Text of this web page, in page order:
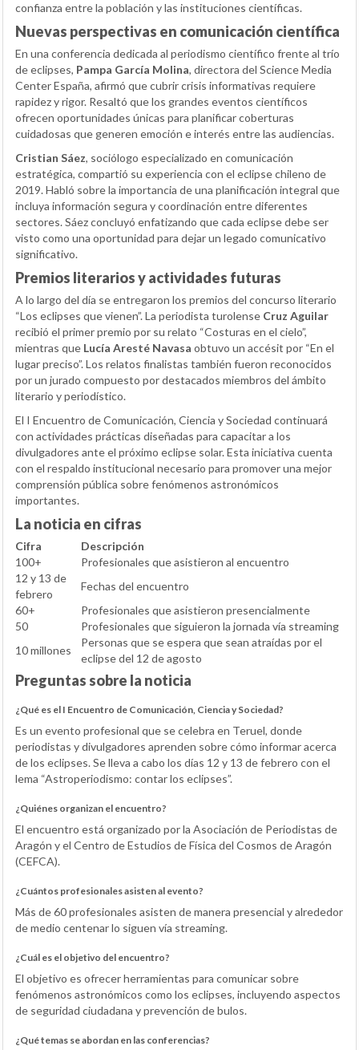
confianza entre la población y las instituciones científicas.
Nuevas perspectivas en comunicación científica
En una conferencia dedicada al periodismo científico frente al trío
de eclipses, Pampa García Molina, directora del Science Media
Center España, afirmó que cubrir crisis informativas requiere
rapidez y rigor. Resaltó que los grandes eventos científicos
ofrecen oportunidades únicas para planificar coberturas
cuidadosas que generen emoción e interés entre las audiencias.
Cristian Sáez, sociólogo especializado en comunicación
estratégica, compartió su experiencia con el eclipse chileno de
2019. Habló sobre la importancia de una planificación integral que
incluya información segura y coordinación entre diferentes
sectores. Sáez concluyó enfatizando que cada eclipse debe ser
visto como una oportunidad para dejar un legado comunicativo
significativo.
Premios literarios y actividades futuras
A lo largo del día se entregaron los premios del concurso literario
“Los eclipses que vienen”. La periodista turolense Cruz Aguilar
recibió el primer premio por su relato “Costuras en el cielo”,
mientras que Lucía Aresté Navasa obtuvo un accésit por “En el
lugar preciso”. Los relatos finalistas también fueron reconocidos
por un jurado compuesto por destacados miembros del ámbito
literario y periodístico.
El I Encuentro de Comunicación, Ciencia y Sociedad continuará
con actividades prácticas diseñadas para capacitar a los
divulgadores ante el próximo eclipse solar. Esta iniciativa cuenta
con el respaldo institucional necesario para promover una mejor
comprensión pública sobre fenómenos astronómicos
importantes.
La noticia en cifras
Cifra
Descripción
100+
Profesionales que asistieron al encuentro
12 y 13 de
febrero
Fechas del encuentro
60+
Profesionales que asistieron presencialmente
50
Profesionales que siguieron la jornada vía streaming
10 millones
Personas que se espera que sean atraídas por el
eclipse del 12 de agosto
Preguntas sobre la noticia
¿Qué es el I Encuentro de Comunicación, Ciencia y Sociedad?
Es un evento profesional que se celebra en Teruel, donde
periodistas y divulgadores aprenden sobre cómo informar acerca
de los eclipses. Se lleva a cabo los días 12 y 13 de febrero con el
lema “Astroperiodismo: contar los eclipses”.
¿Quiénes organizan el encuentro?
El encuentro está organizado por la Asociación de Periodistas de
Aragón y el Centro de Estudios de Física del Cosmos de Aragón
(CEFCA).
¿Cuántos profesionales asisten al evento?
Más de 60 profesionales asisten de manera presencial y alrededor
de medio centenar lo siguen vía streaming.
¿Cuál es el objetivo del encuentro?
El objetivo es ofrecer herramientas para comunicar sobre
fenómenos astronómicos como los eclipses, incluyendo aspectos
de seguridad ciudadana y prevención de bulos.
¿Qué temas se abordan en las conferencias?